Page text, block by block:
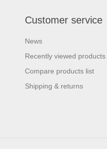
Customer service
News
Recently viewed products
Compare products list
Shipping & returns